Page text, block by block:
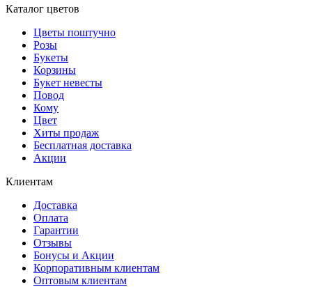
Каталог цветов
Цветы поштучно
Розы
Букеты
Корзины
Букет невесты
Повод
Кому
Цвет
Хиты продаж
Бесплатная доставка
Акции
Клиентам
Доставка
Оплата
Гарантии
Отзывы
Бонусы и Акции
Корпоративным клиентам
Оптовым клиентам